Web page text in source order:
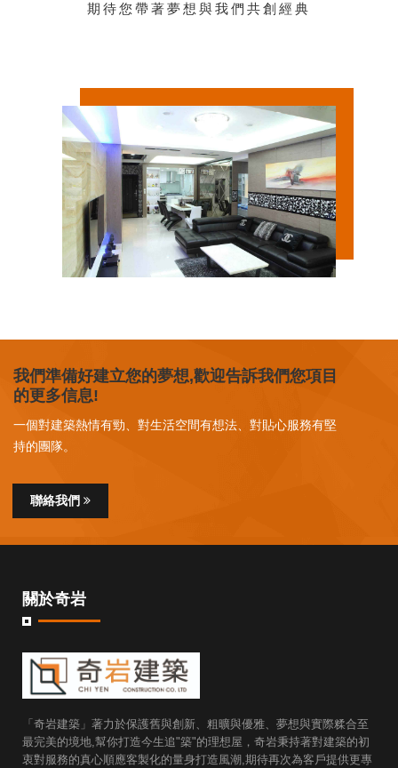
期待您帶著夢想與我們共創經典
我們準備好建立您的夢想,歡迎告訴我們您項目
的更多信息!
一個對建築熱情有勁、對生活空間有想法、對貼心服務有堅
持的團隊。
聯絡我們
關於奇岩
「奇岩建築」著力於保護舊與創新、粗曠與優雅、夢想與實際糅合至
最完美的境地,幫你打造今生追"築"的理想屋，奇岩秉持著對建築的初
衷對服務的真心順應客製化的量身打造風潮,期待再次為客戶提供更專